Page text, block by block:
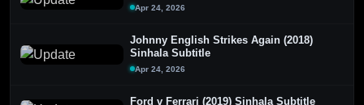
Apr 24, 2026
Johnny English Strikes Again (2018)
Sinhala Subtitle
Apr 24, 2026
Ford v Ferrari (2019) Sinhala Subtitle